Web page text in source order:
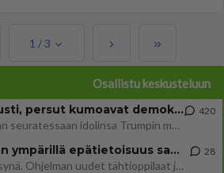
1 /3
Osallistu keskusteluun
Jos SDP ei voita reilusti, persut kumoavat demokratian Suomesta
Näin tekisi ainakin Rydman seuratessaan idolinsa Trumpin mallia https://www.is.fi/politiikka/art-2000012187244.html
420
Uuden TTK-juontajan ympärillä epätietoisuus sakenee - Nyt MTV hämmentää soppaa
TTK tulee taas tänä syksynä. Ohjelman uudet tähtioppilaat julkistetaan torstaina 6. elokuuta klo 14 alkavassa lehdistö
28